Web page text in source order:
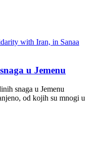
u Jemenu
snaga u Jemenu
od kojih su mnogi u